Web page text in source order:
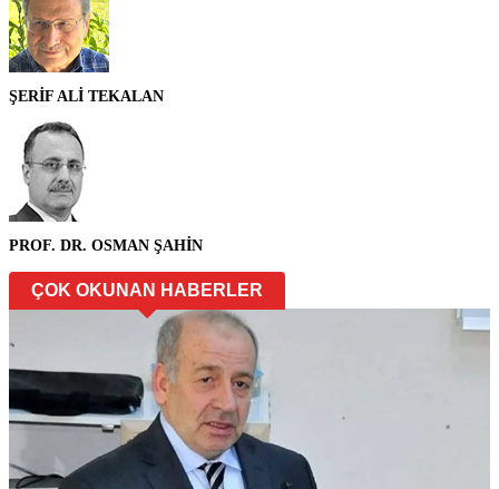
ŞERİF ALİ TEKALAN
PROF. DR. OSMAN ŞAHİN
ÇOK OKUNAN HABERLER